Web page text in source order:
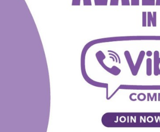
zasnovani na statistici i
vam mnogo sreće.
from Pixabay